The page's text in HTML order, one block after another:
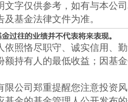
文字仅供参考，如有与本公
基金法律文件为准。
依照恪尽职守、诚实信用、
额持有人的最低收益；因基
限公司郑重提醒您注意投资